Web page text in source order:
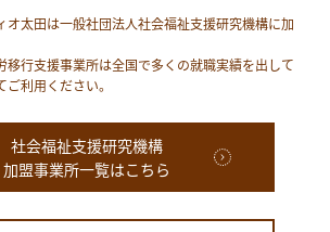
オ太田は⼀般社団法⼈社会福祉⽀援研究機構に加
移⾏⽀援事業所は全国で多くの就職実績を出して
利⽤ください。
社会福祉支援研究機構
加盟事業所一覧はこちら